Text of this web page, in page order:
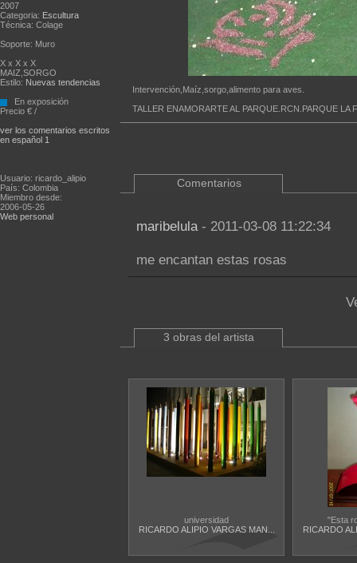
2007
Categoria: Escultura
Técnica: Colage
Soporte: Muro
X x X x X
MAIZ,SORGO
Estilo: Nuevas tendencias
En exposición
Precio € /
ver los comentarios escritos
en español 1
Usuario: ricardo_alipio
País: Colombia
Miembro desde:
2006-05-26
Web personal
Intervención,Maíz,sorgo,alimento para aves.
TALLER ENAMORARTE AL PARQUE.RCN.PARQUE LA
Comentarios
maribelula- 2011-03-08 11:22:34
me encantan estas rosas
3 obras del artista
universidad
RICARDO ALIPIO VARGAS MAN...
"Esta
RICARDO